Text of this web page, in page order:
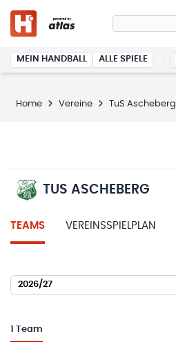
MEIN HANDBALL ALLE SPIELE
Home Vereine TuS Ascheberg
TUS ASCHEBERG
TEAMS VEREINSSPIELPLAN
2026/27
1 Team